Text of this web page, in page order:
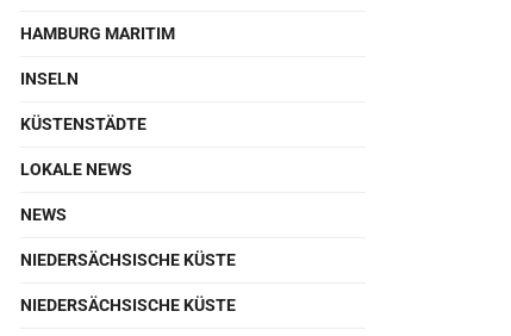
HAMBURG MARITIM
INSELN
KÜSTENSTÄDTE
LOKALE NEWS
NEWS
NIEDERSÄCHSISCHE KÜSTE
NIEDERSÄCHSISCHE KÜSTE